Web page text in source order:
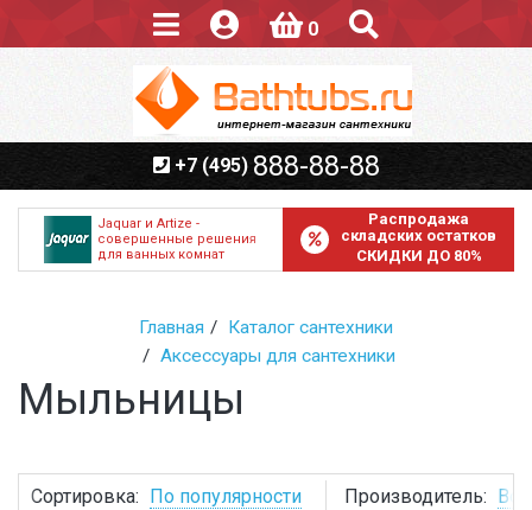
0
+7 (495) 888-88-88
Распродажа
складских остатков
СКИДКИ ДО 80%
Jaquar и Artize -
совершенные решения
для ванных комнат
Главная
Каталог сантехники
Аксессуары для сантехники
Мыльницы
Сортировка: По популярности Производитель: Все